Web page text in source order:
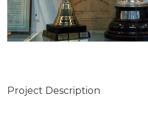
Project Description